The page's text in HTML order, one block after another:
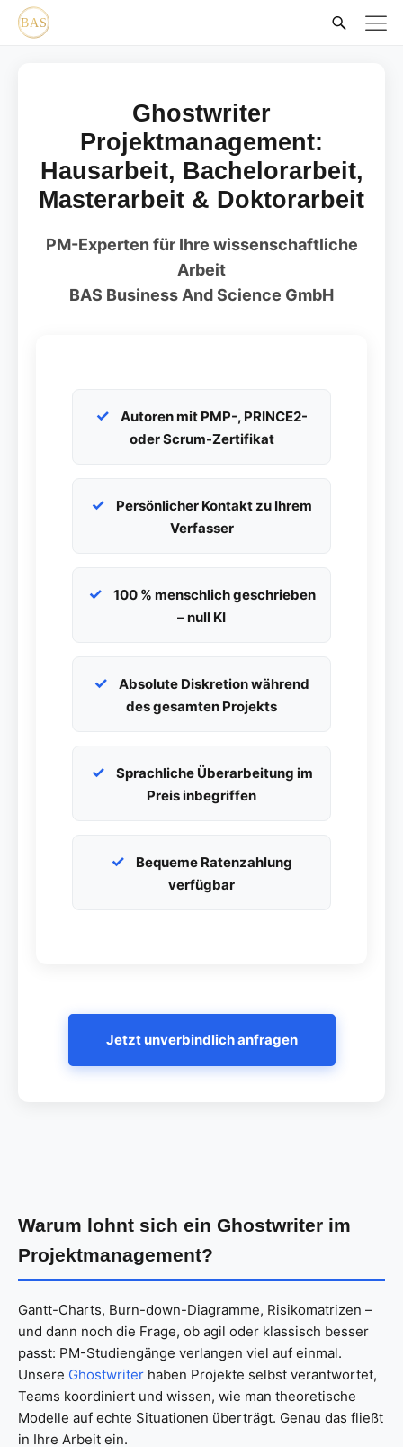
Ghostwriter
Projektmanagement:
Hausarbeit, Bachelorarbeit,
Masterarbeit & Doktorarbeit
PM-Experten für Ihre wissenschaftliche
Arbeit
BAS Business And Science GmbH
Autoren mit PMP-, PRINCE2-
oder Scrum-Zertifikat
Persönlicher Kontakt zu Ihrem
Verfasser
100 % menschlich geschrieben
– null KI
Absolute Diskretion während
des gesamten Projekts
Sprachliche Überarbeitung im
Preis inbegriffen
Bequeme Ratenzahlung
verfügbar
Jetzt unverbindlich anfragen
Warum lohnt sich ein Ghostwriter im
Projektmanagement?
Gantt-Charts, Burn-down-Diagramme, Risikomatrizen –
und dann noch die Frage, ob agil oder klassisch besser
passt: PM-Studiengänge verlangen viel auf einmal.
Unsere Ghostwriter haben Projekte selbst verantwortet,
Teams koordiniert und wissen, wie man theoretische
Modelle auf echte Situationen überträgt. Genau das fließt
in Ihre Arbeit ein.